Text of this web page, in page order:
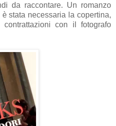
da raccontare. Un romanzo
stata necessaria la copertina,
con il fotografo